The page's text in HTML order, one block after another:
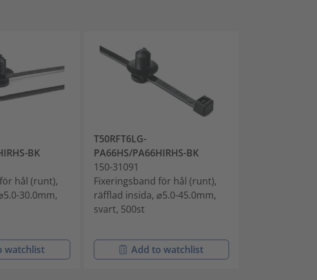
BK
hål (runt),
30.0mm,
watchlist
T50RFT6LG-
PA66HS/PA66HIRHS-BK
150-31091
Fixeringsband för hål (runt),
räfflad insida, ⌀5.0-45.0mm,
svart, 500st
Add to watchlist